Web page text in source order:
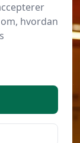
i
hvordan